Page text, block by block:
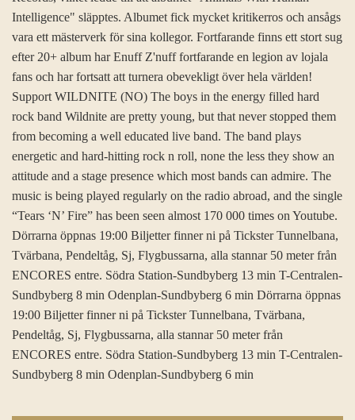
Intelligence" släpptes. Albumet fick mycket kritikerros och ansågs
vara ett mästerverk för sina kollegor. Fortfarande finns ett stort sug
efter 20+ album har Enuff Z'nuff fortfarande en legion av lojala
fans och har fortsatt att turnera obevekligt över hela världen!
Support WILDNITE (NO) The boys in the energy filled hard
rock band Wildnite are pretty young, but that never stopped them
from becoming a well educated live band. The band plays
energetic and hard-hitting rock n roll, none the less they show an
attitude and a stage presence which most bands can admire. The
music is being played regularly on the radio abroad, and the single
“Tears ‘N’ Fire” has been seen almost 170 000 times on Youtube.
Dörrarna öppnas 19:00 Biljetter finner ni på Tickster Tunnelbana,
Tvärbana, Pendeltåg, Sj, Flygbussarna, alla stannar 50 meter från
ENCORES entre. Södra Station-Sundbyberg 13 min T-Centralen-
Sundbyberg 8 min Odenplan-Sundbyberg 6 min Dörrarna öppnas
19:00 Biljetter finner ni på Tickster Tunnelbana, Tvärbana,
Pendeltåg, Sj, Flygbussarna, alla stannar 50 meter från
ENCORES entre. Södra Station-Sundbyberg 13 min T-Centralen-
Sundbyberg 8 min Odenplan-Sundbyberg 6 min